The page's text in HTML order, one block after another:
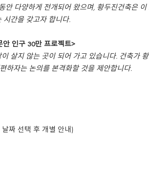
안 다양하게 전개되어 왔으며, 황두진건축은
시간을 갖고자 합니다.
안 인구 30만 프로젝트>
살지 않는 곳이 되어 가고 있습니다. 건축가
하자는 논의를 본격화할 것을 제안합니다.
짜 선택 후 개별 안내)